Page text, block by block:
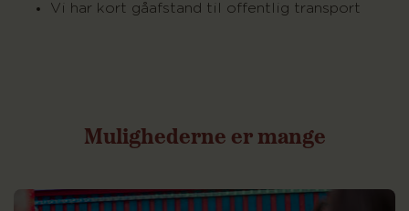
Vi har kort gåafstand til offentlig transport
Mulighederne ermange